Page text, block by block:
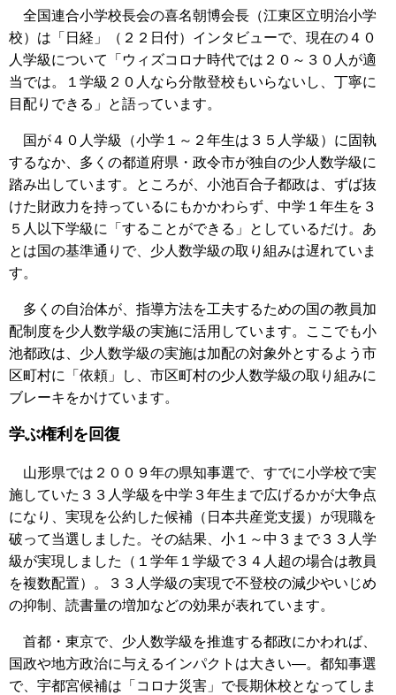
全国連合小学校長会の喜名朝博会長（江東区立明治小学
校）は「日経」（２２日付）インタビューで、現在の４０
人学級について「ウィズコロナ時代では２０～３０人が適
当では。１学級２０人なら分散登校もいらないし、丁寧に
目配りできる」と語っています。
国が４０人学級（小学１～２年生は３５人学級）に固執
するなか、多くの都道府県・政令市が独自の少人数学級に
踏み出しています。ところが、小池百合子都政は、ずば抜
けた財政力を持っているにもかかわらず、中学１年生を３
５人以下学級に「することができる」としているだけ。あ
とは国の基準通りで、少人数学級の取り組みは遅れていま
す。
多くの自治体が、指導方法を工夫するための国の教員加
配制度を少人数学級の実施に活用しています。ここでも小
池都政は、少人数学級の実施は加配の対象外とするよう市
区町村に「依頼」し、市区町村の少人数学級の取り組みに
ブレーキをかけています。
学ぶ権利を回復
山形県では２００９年の県知事選で、すでに小学校で実
施していた３３人学級を中学３年生まで広げるかが大争点
になり、実現を公約した候補（日本共産党支援）が現職を
破って当選しました。その結果、小１～中３まで３３人学
級が実現しました（１学年１学級で３４人超の場合は教員
を複数配置）。３３人学級の実現で不登校の減少やいじめ
の抑制、読書量の増加などの効果が表れています。
首都・東京で、少人数学級を推進する都政にかわれば、
国政や地方政治に与えるインパクトは大きい―。都知事選
で、宇都宮候補は「コロナ災害」で長期休校となってしま